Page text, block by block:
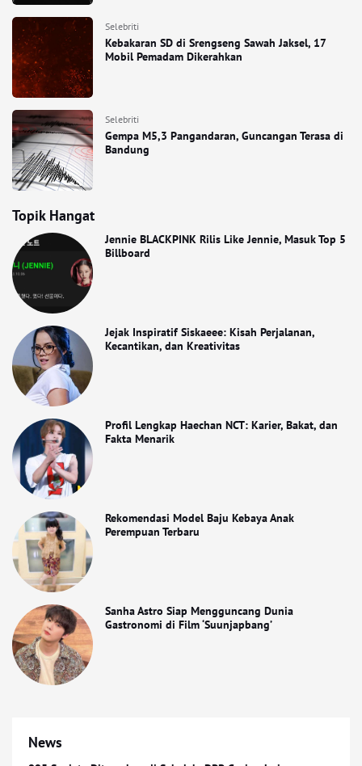
Selebriti
Kebakaran SD di Srengseng Sawah Jaksel, 17
Mobil Pemadam Dikerahkan
Selebriti
Gempa M5,3 Pangandaran, Guncangan Terasa di
Bandung
Topik Hangat
Jennie BLACKPINK Rilis Like Jennie, Masuk Top 5
Billboard
Jejak Inspiratif Siskaeee: Kisah Perjalanan,
Kecantikan, dan Kreativitas
Profil Lengkap Haechan NCT: Karier, Bakat, dan
Fakta Menarik
Rekomendasi Model Baju Kebaya Anak
Perempuan Terbaru
Sanha Astro Siap Mengguncang Dunia
Gastronomi di Film ‘Suunjapbang’
News